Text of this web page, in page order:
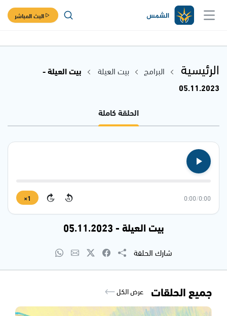
البث المباشر
الرئيسية البرامج بيت العيلة
بيت العيلة -
05.11.2023
الحلقة كاملة
0:00
/
0:00
15
15
1×
بيت العيلة - 05.11.2023
شارك الحلقة
جميع الحلقات عرض الكل